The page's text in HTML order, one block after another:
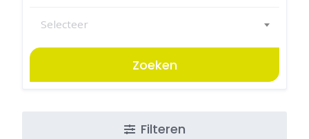
Selecteer
Zoeken
Filteren